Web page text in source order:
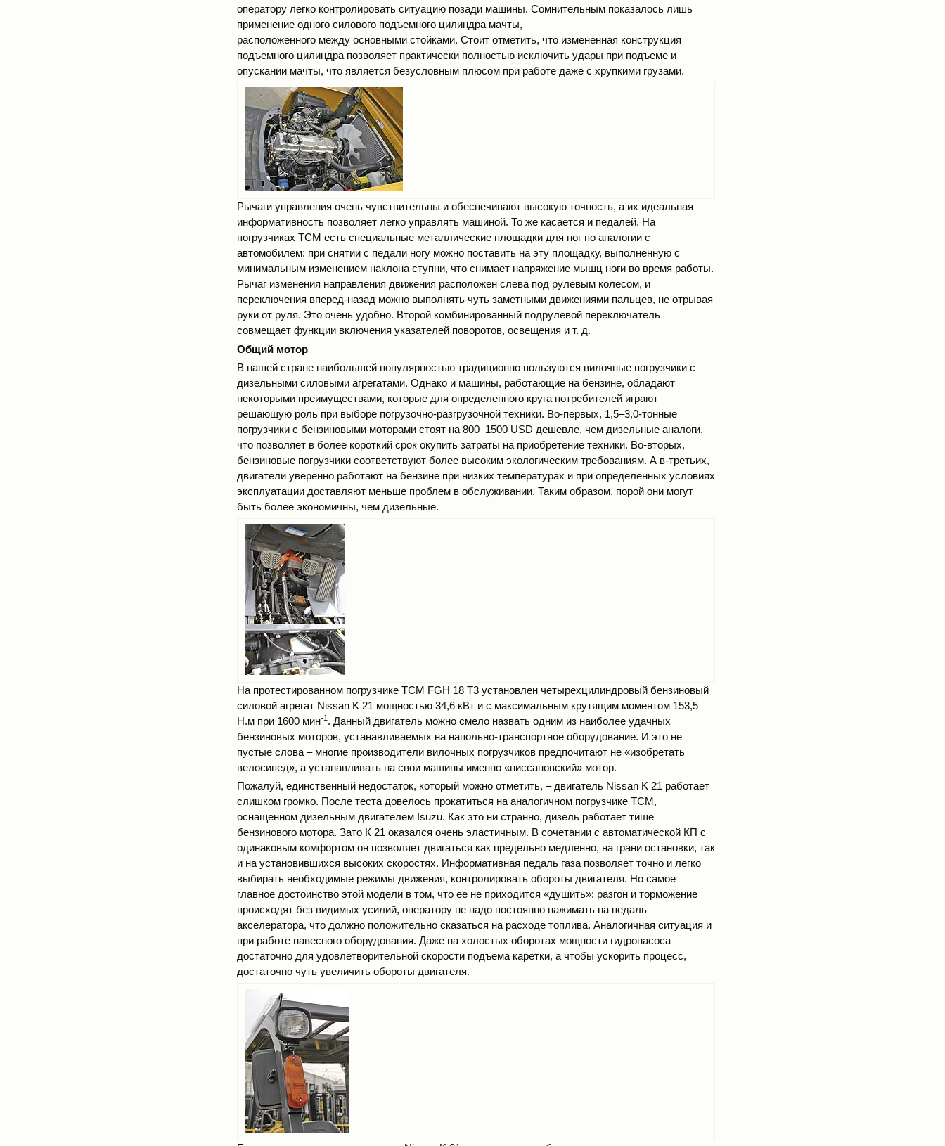
оператору легко контролировать ситуацию позади машины. Сомнительным показалось лишь
применение одного силового подъемного цилиндра мачты,
расположенного между основными стойками. Стоит отметить, что измененная конструкция
подъемного цилиндра позволяет практически полностью исключить удары при подъеме и
опускании мачты, что является безусловным плюсом при работе даже с хрупкими грузами.
Рычаги управления очень чувствительны и обеспечивают высокую точность, а их идеальная
информативность позволяет легко управлять машиной. То же касается и педалей. На
погрузчиках ТСМ есть специальные металлические площадки для ног по аналогии с
автомобилем: при снятии с педали ногу можно поставить на эту площадку, выполненную с
минимальным изменением наклона ступни, что снимает напряжение мышц ноги во время работы.
Рычаг изменения направления движения расположен слева под рулевым колесом, и
переключения вперед-назад можно выполнять чуть заметными движениями пальцев, не отрывая
руки от руля. Это очень удобно. Второй комбинированный подрулевой переключатель
совмещает функции включения указателей поворотов, освещения и т. д.
Общий мотор
В нашей стране наибольшей популярностью традиционно пользуются вилочные погрузчики с
дизельными силовыми агрегатами. Однако и машины, работающие на бензине, обладают
некоторыми преимуществами, которые для определенного круга потребителей играют
решающую роль при выборе погрузочно-разгрузочной техники. Во-первых, 1,5–3,0-тонные
погрузчики с бензиновыми моторами стоят на 800–1500 USD дешевле, чем дизельные аналоги,
что позволяет в более короткий срок окупить затраты на приобретение техники. Во-вторых,
бензиновые погрузчики соответствуют более высоким экологическим требованиям. А в-третьих,
двигатели уверенно работают на бензине при низких температурах и при определенных условиях
эксплуатации доставляют меньше проблем в обслуживании. Таким образом, порой они могут
быть более экономичны, чем дизельные.
На протестированном погрузчике ТСМ FGH 18 Т3 установлен четырехцилиндровый бензиновый
силовой агрегат Nissan K 21 мощностью 34,6 кВт и с максимальным крутящим моментом 153,5
Н.м при 1600 мин-1 . Данный двигатель можно смело назвать одним из наиболее удачных
бензиновых моторов, устанавливаемых на напольно-транспортное оборудование. И это не
пустые слова – многие производители вилочных погрузчиков предпочитают не «изобретать
велосипед», а устанавливать на свои машины именно «ниссановский» мотор.
Пожалуй, единственный недостаток, который можно отметить, – двигатель Nissan K 21 работает
слишком громко. После теста довелось прокатиться на аналогичном погрузчике ТСМ,
оснащенном дизельным двигателем Isuzu. Как это ни странно, дизель работает тише
бензинового мотора. Зато К 21 оказался очень эластичным. В сочетании с автоматической КП с
одинаковым комфортом он позволяет двигаться как предельно медленно, на грани остановки, так
и на установившихся высоких скоростях. Информативная педаль газа позволяет точно и легко
выбирать необходимые режимы движения, контролировать обороты двигателя. Но самое
главное достоинство этой модели в том, что ее не приходится «душить»: разгон и торможение
происходят без видимых усилий, оператору не надо постоянно нажимать на педаль
акселератора, что должно положительно сказаться на расходе топлива. Аналогичная ситуация и
при работе навесного оборудования. Даже на холостых оборотах мощности гидронасоса
достаточно для удовлетворительной скорости подъема каретки, а чтобы ускорить процесс,
достаточно чуть увеличить обороты двигателя.